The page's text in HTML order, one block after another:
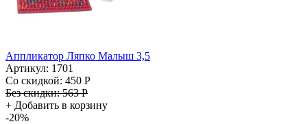
Аппликатор Ляпко Малыш 3,5
Артикул: 1701
Со скидкой: 450 Р
Без скидки:563 Р
+ Добавить в корзину
-20%